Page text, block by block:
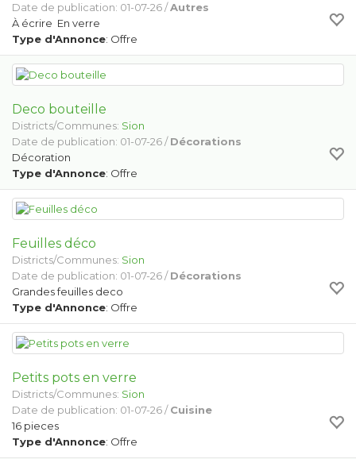
Date de publication: 01-07-26 /Autres
À écrire En verre
Type d'Annonce: Offre
Deco bouteille
Districts/Communes: Sion
Date de publication: 01-07-26 /Décorations
Décoration
Type d'Annonce: Offre
Feuilles déco
Districts/Communes: Sion
Date de publication: 01-07-26 /Décorations
Grandes feuilles deco
Type d'Annonce: Offre
Petits pots en verre
Districts/Communes: Sion
Date de publication: 01-07-26 /Cuisine
16 pieces
Type d'Annonce: Offre